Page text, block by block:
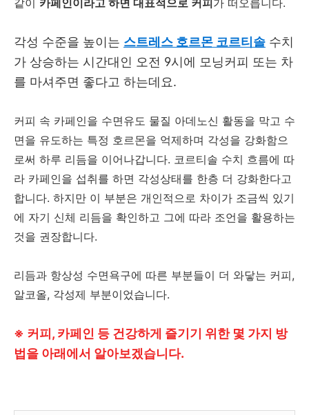
같이 카페인이라고 하면 대표적으로 커피가 떠오릅니다.
각성 수준을 높이는 스트레스 호르몬 코르티솔 수치
가 상승하는 시간대인 오전 9시에 모닝커피 또는 차
를 마셔주면 좋다고 하는데요.
커피 속 카페인을 수면유도 물질 아데노신 활동을 막고 수
면을 유도하는 특정 호르몬을 억제하며 각성을 강화함으
로써 하루 리듬을 이어나갑니다. 코르티솔 수치 흐름에 따
라 카페인을 섭취를 하면 각성상태를 한층 더 강화한다고
합니다. 하지만 이 부분은 개인적으로 차이가 조금씩 있기
에 자기 신체 리듬을 확인하고 그에 따라 조언을 활용하는
것을 권장합니다.
리듬과 항상성 수면욕구에 따른 부분들이 더 와닿는 커피,
알코올, 각성제 부분이었습니다.
※ 커피, 카페인 등 건강하게 즐기기 위한 몇 가지 방
법을 아래에서 알아보겠습니다.